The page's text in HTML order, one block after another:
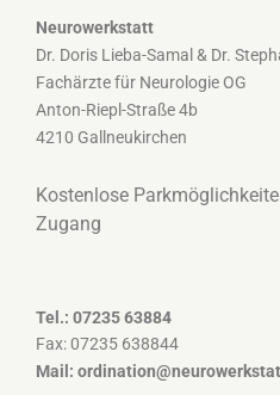
Neurowerkstatt
Dr. Doris Lieba-Samal & Dr.
Fachärzte für Neurologie OG
Anton-Riepl-Straße 4b
4210 Gallneukirchen
Kostenlose
Zugang
Tel.: 07235 63884
Fax: 07235 638844
Mail: